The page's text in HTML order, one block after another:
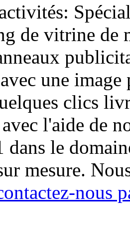
de vitrine de
une
clics
l'aide de
dans le
mesure.
nous